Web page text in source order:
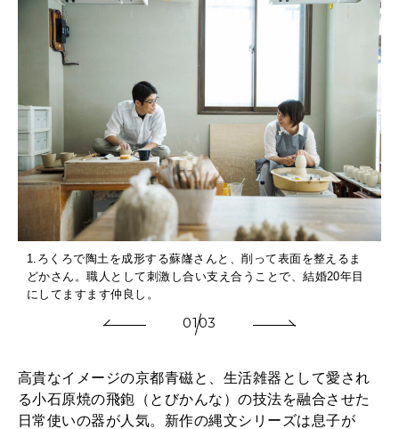
1.ろくろで陶土を成形する蘇嶐さんと、削って表面を整えるま
どかさん。職人として刺激し合い支え合うことで、結婚20年目
にしてますます仲良し。
0103
高貴なイメージの京都青磁と、生活雑器として愛され
る小石原焼の飛鉋（とびかんな）の技法を融合させた
日常使いの器が人気。新作の縄文シリーズは息子が